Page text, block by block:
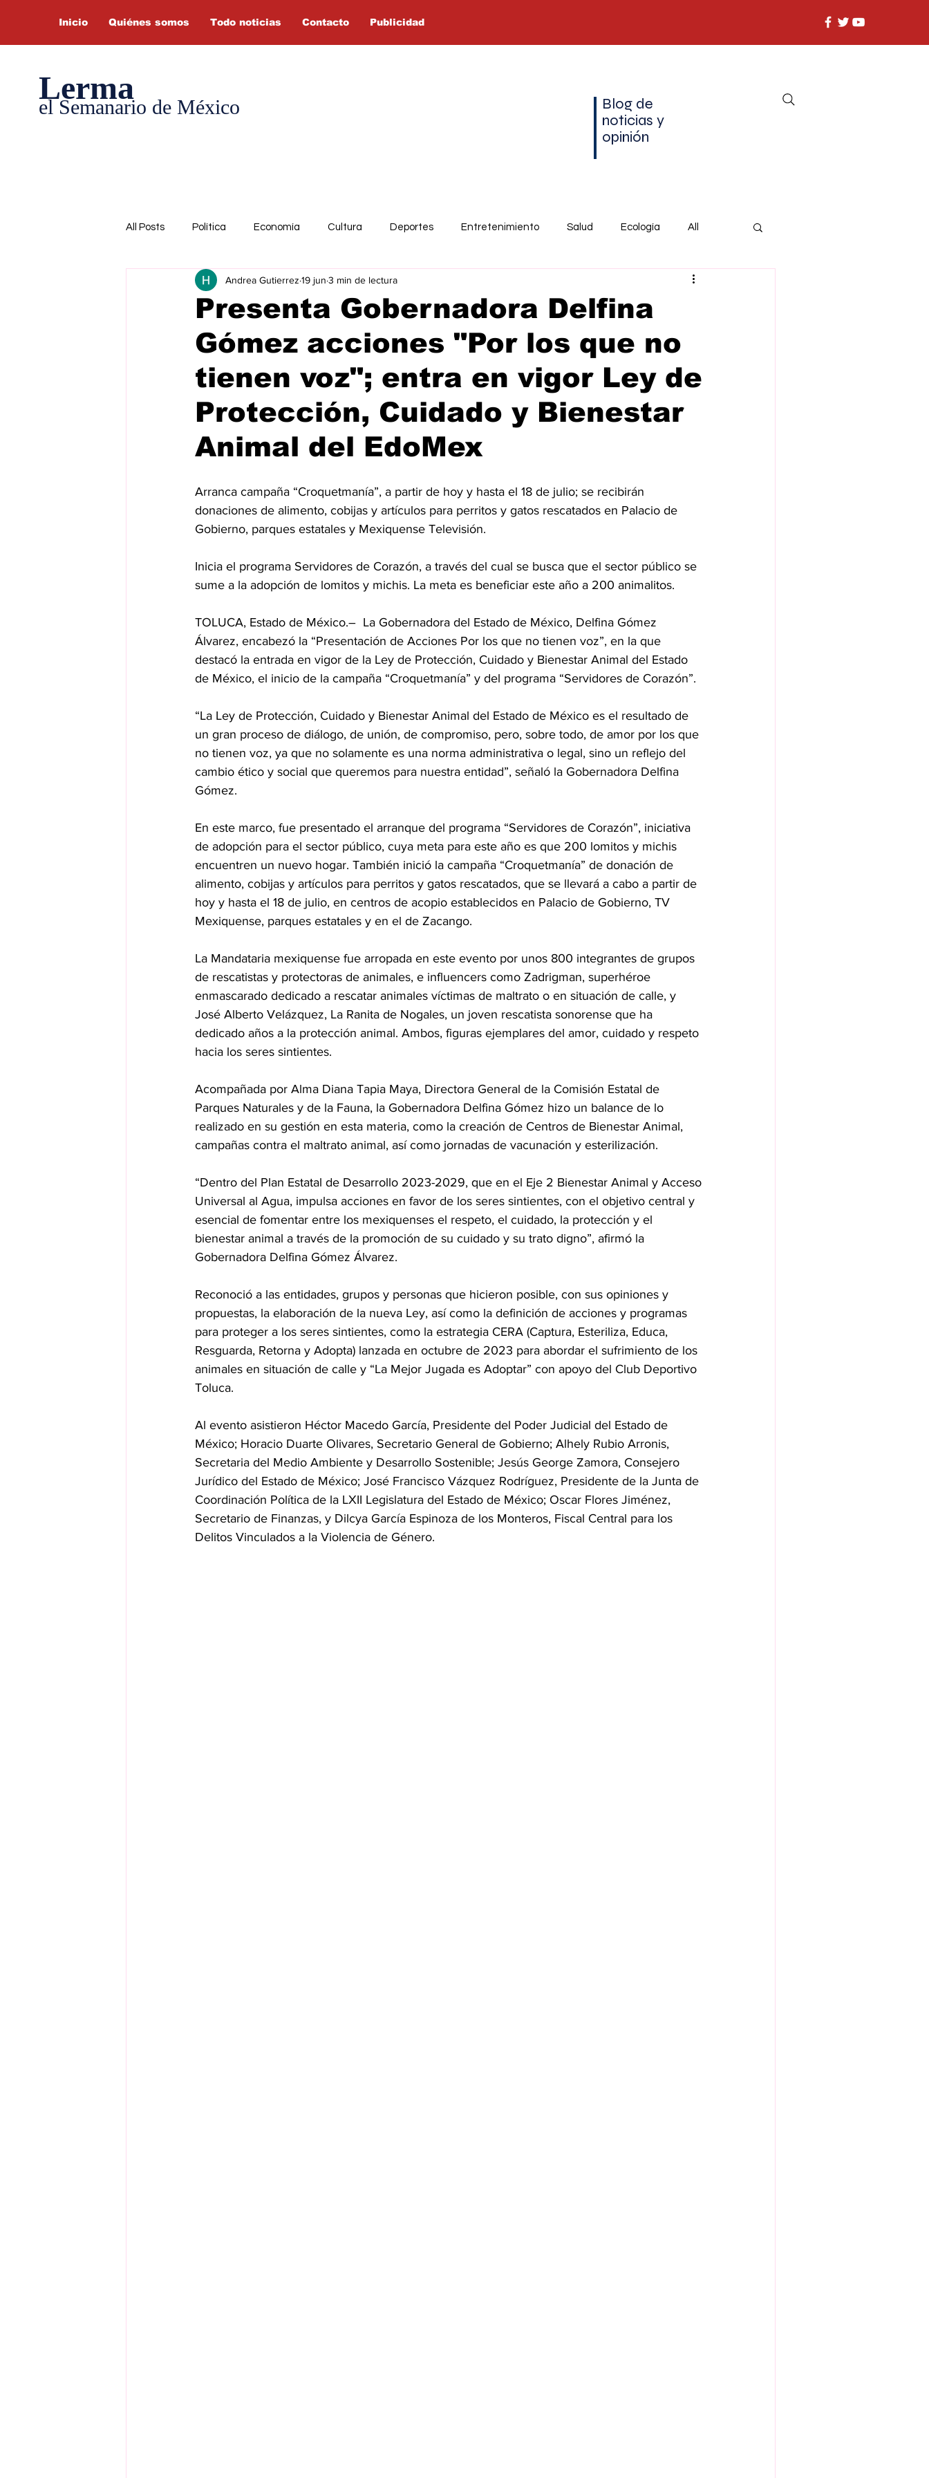
Inicio Quiénes somos Todo noticias Contacto Publicidad
Lerma
el Semanario de México
Blog de
noticias y
opinión
All Posts Política Economía Cultura Deportes Entretenimiento Salud Ecología All
Presenta Gobernadora Delfina
Gómez acciones "Por los que no
tienen voz"; entra en vigor Ley de
Protección, Cuidado y Bienestar
Animal del EdoMex
Andrea Gutierrez 19 jun 3 min de lectura
Arranca campaña “Croquetmanía”, a partir de hoy y hasta el 18 de julio; se recibirán
donaciones de alimento, cobijas y artículos para perritos y gatos rescatados en Palacio de
Gobierno, parques estatales y Mexiquense Televisión.
Inicia el programa Servidores de Corazón, a través del cual se busca que el sector público se
sume a la adopción de lomitos y michis. La meta es beneficiar este año a 200 animalitos.
TOLUCA, Estado de México.–  La Gobernadora del Estado de México, Delfina Gómez
Álvarez, encabezó la “Presentación de Acciones Por los que no tienen voz”, en la que
destacó la entrada en vigor de la Ley de Protección, Cuidado y Bienestar Animal del Estado
de México, el inicio de la campaña “Croquetmanía” y del programa “Servidores de Corazón”.
“La Ley de Protección, Cuidado y Bienestar Animal del Estado de México es el resultado de
un gran proceso de diálogo, de unión, de compromiso, pero, sobre todo, de amor por los que
no tienen voz, ya que no solamente es una norma administrativa o legal, sino un reflejo del
cambio ético y social que queremos para nuestra entidad”, señaló la Gobernadora Delfina
Gómez.
En este marco, fue presentado el arranque del programa “Servidores de Corazón”, iniciativa
de adopción para el sector público, cuya meta para este año es que 200 lomitos y michis
encuentren un nuevo hogar. También inició la campaña “Croquetmanía” de donación de
alimento, cobijas y artículos para perritos y gatos rescatados, que se llevará a cabo a partir de
hoy y hasta el 18 de julio, en centros de acopio establecidos en Palacio de Gobierno, TV
Mexiquense, parques estatales y en el de Zacango.
La Mandataria mexiquense fue arropada en este evento por unos 800 integrantes de grupos
de rescatistas y protectoras de animales, e influencers como Zadrigman, superhéroe
enmascarado dedicado a rescatar animales víctimas de maltrato o en situación de calle, y
José Alberto Velázquez, La Ranita de Nogales, un joven rescatista sonorense que ha
dedicado años a la protección animal. Ambos, figuras ejemplares del amor, cuidado y respeto
hacia los seres sintientes.
Acompañada por Alma Diana Tapia Maya, Directora General de la Comisión Estatal de
Parques Naturales y de la Fauna, la Gobernadora Delfina Gómez hizo un balance de lo
realizado en su gestión en esta materia, como la creación de Centros de Bienestar Animal,
campañas contra el maltrato animal, así como jornadas de vacunación y esterilización.
“Dentro del Plan Estatal de Desarrollo 2023-2029, que en el Eje 2 Bienestar Animal y Acceso
Universal al Agua, impulsa acciones en favor de los seres sintientes, con el objetivo central y
esencial de fomentar entre los mexiquenses el respeto, el cuidado, la protección y el
bienestar animal a través de la promoción de su cuidado y su trato digno”, afirmó la
Gobernadora Delfina Gómez Álvarez.
Reconoció a las entidades, grupos y personas que hicieron posible, con sus opiniones y
propuestas, la elaboración de la nueva Ley, así como la definición de acciones y programas
para proteger a los seres sintientes, como la estrategia CERA (Captura, Esteriliza, Educa,
Resguarda, Retorna y Adopta) lanzada en octubre de 2023 para abordar el sufrimiento de los
animales en situación de calle y “La Mejor Jugada es Adoptar” con apoyo del Club Deportivo
Toluca.
Al evento asistieron Héctor Macedo García, Presidente del Poder Judicial del Estado de
México; Horacio Duarte Olivares, Secretario General de Gobierno; Alhely Rubio Arronis,
Secretaria del Medio Ambiente y Desarrollo Sostenible; Jesús George Zamora, Consejero
Jurídico del Estado de México; José Francisco Vázquez Rodríguez, Presidente de la Junta de
Coordinación Política de la LXII Legislatura del Estado de México; Oscar Flores Jiménez,
Secretario de Finanzas, y Dilcya García Espinoza de los Monteros, Fiscal Central para los
Delitos Vinculados a la Violencia de Género.